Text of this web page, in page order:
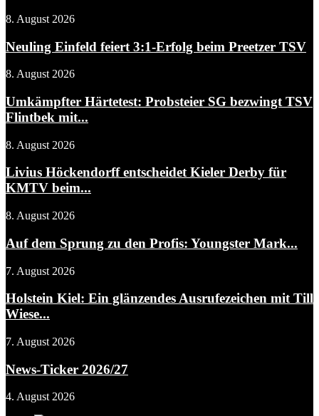
8. August 2026
Neuling Einfeld feiert 3:1-Erfolg beim Preetzer TSV
8. August 2026
Umkämpfter Härtetest: Probsteier SG bezwingt TSV
Flintbek mit...
8. August 2026
Livius Höckendorff entscheidet Kieler Derby für
KMTV beim...
8. August 2026
Auf dem Sprung zu den Profis: Youngster Mark...
7. August 2026
Holstein Kiel: Ein glänzendes Ausrufezeichen mit Till
Wiese...
7. August 2026
News-Ticker 2026/27
4. August 2026